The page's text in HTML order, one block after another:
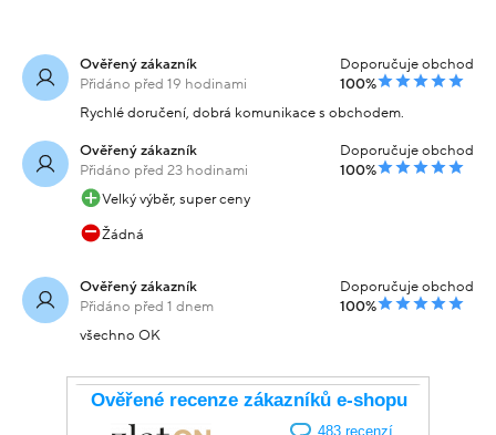
Ověřený zákazník
Přidáno před 19 hodinami
Doporučuje obchod
100%
Rychlé doručení, dobrá komunikace s obchodem.
Ověřený zákazník
Přidáno před 23 hodinami
Doporučuje obchod
100%
Velký výběr, super ceny
Žádná
Ověřený zákazník
Přidáno před 1 dnem
Doporučuje obchod
100%
všechno OK